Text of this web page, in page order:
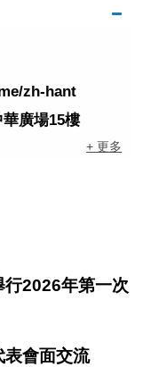
zh-hant
廣場15樓
+ 更多
2026年第一次
表會面交流